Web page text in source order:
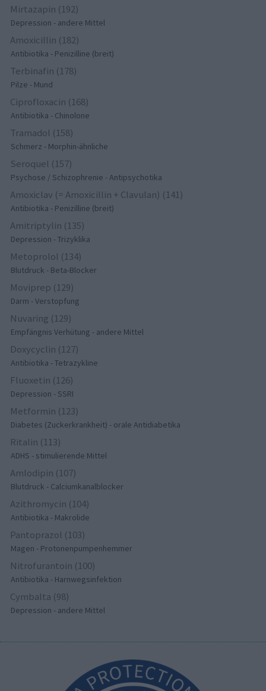
Mirtazapin (192)
Depression - andere Mittel
Amoxicillin (182)
Antibiotika - Penizilline (breit)
Terbinafin (178)
Pilze - Mund
Ciprofloxacin (168)
Antibiotika - Chinolone
Tramadol (158)
Schmerz - Morphin-ähnliche
Seroquel (157)
Psychose / Schizophrenie - Antipsychotika
Amoxiclav (= Amoxicillin + Clavulan) (141)
Antibiotika - Penizilline (breit)
Amitriptylin (135)
Depression - Trizyklika
Metoprolol (134)
Blutdruck - Beta-Blocker
Moviprep (129)
Darm - Verstopfung
Nuvaring (129)
Empfängnis Verhütung - andere Mittel
Doxycyclin (127)
Antibiotika - Tetrazykline
Fluoxetin (126)
Depression - SSRI
Metformin (123)
Diabetes (Zuckerkrankheit) - orale Antidiabetika
Ritalin (113)
ADHS - stimulierende Mittel
Amlodipin (107)
Blutdruck - Calciumkanalblocker
Azithromycin (104)
Antibiotika - Makrolide
Pantoprazol (103)
Magen - Protonenpumpenhemmer
Nitrofurantoin (100)
Antibiotika - Harnwegsinfektion
Cymbalta (98)
Depression - andere Mittel